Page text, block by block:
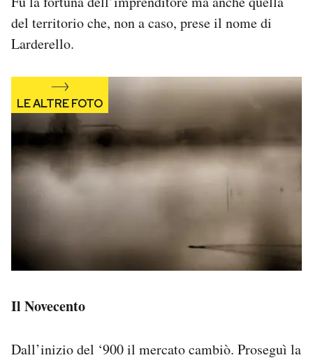
del territorio che, non a caso, prese il nome di
Larderello.
Il Novecento
Dall’inizio del ‘900 il mercato cambiò. Proseguì la